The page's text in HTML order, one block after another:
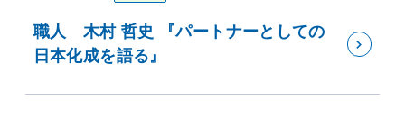
職人 木村 哲史 『パートナーとしての
日本化成を語る』